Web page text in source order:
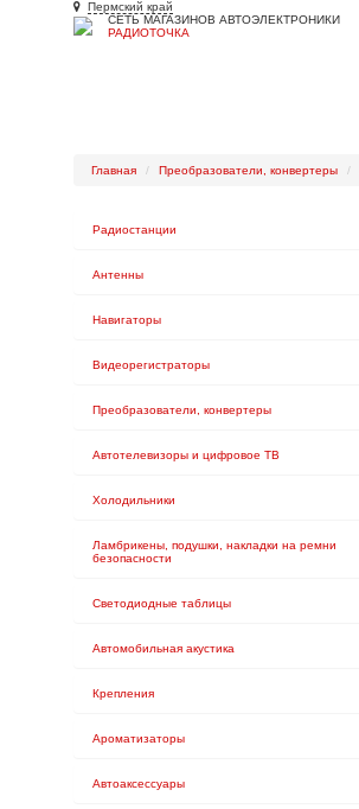
Пермский край
СЕТЬ МАГАЗИНОВ АВТОЭЛЕКТРОНИКИ
РАДИОТОЧКА
Главная Преобразователи, конвертеры
Радиостанции
Антенны
Навигаторы
Видеорегистраторы
Преобразователи, конвертеры
Автотелевизоры и цифровое ТВ
Холодильники
Ламбрикены, подушки, накладки на ремни
безопасности
Светодиодные таблицы
Автомобильная акустика
Крепления
Ароматизаторы
Автоаксессуары